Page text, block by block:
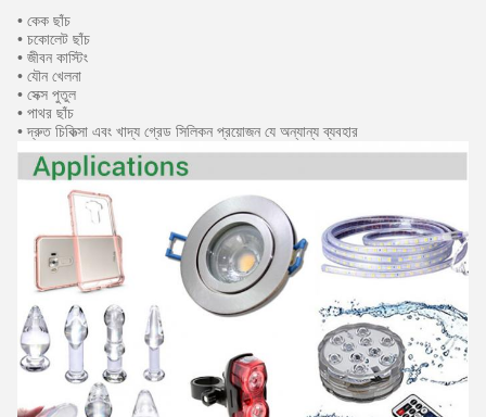
• কেক ছাঁচ
• চকোলেট ছাঁচ
• জীবন কাস্টিং
• যৌন খেলনা
• সেক্স পুতুল
• পাথর ছাঁচ
• দ্রুত চিকিত্সা এবং খাদ্য গ্রেড সিলিকন প্রয়োজন যে অন্যান্য ব্যবহার